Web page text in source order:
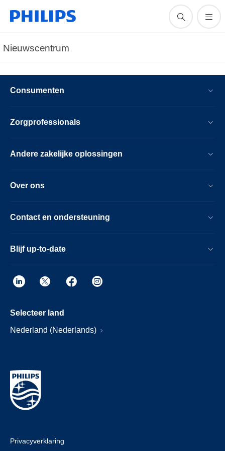
Nieuwscentrum
Consumenten
Zorgprofessionals
Andere zakelijke oplossingen
Over ons
Contact en ondersteuning
Blijf up-to-date
Selecteer land
Nederland (Nederlands)
Privacyverklaring